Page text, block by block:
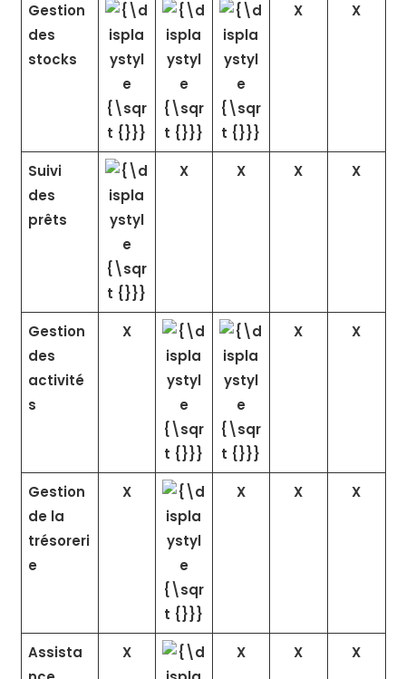
Gestion
des
stocks
X X
Suivi
des
prêts
X X X X
Gestion
des
activité
s
X X X
Gestion
de la
trésoreri
e
X X X X
Assista
X X X X